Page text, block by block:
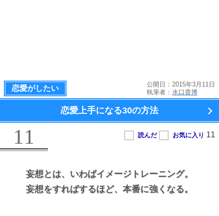
恋愛がしたい
公開日：2015年3月11日
執筆者： 水口貴博
恋愛上手になる30の方法
11
妄想とは、 いわばイメージトレーニング。
妄想をすればするほど、 本番に強くなる。